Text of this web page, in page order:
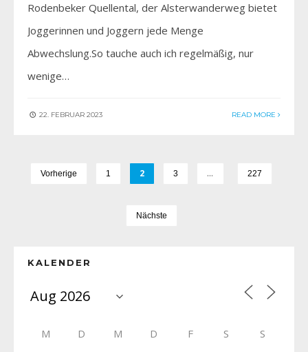
Rodenbeker Quellental, der Alsterwanderweg bietet
Joggerinnen und Joggern jede Menge
Abwechslung.So tauche auch ich regelmäßig, nur
wenige…
22. FEBRUAR 2023 READ MORE
Vorherige 1 2 3 … 227
Nächste
KALENDER
M D M D F S S